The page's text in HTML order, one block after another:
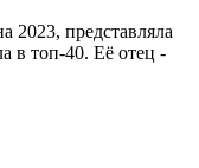
2023, представляла
в топ-40. Её отец -